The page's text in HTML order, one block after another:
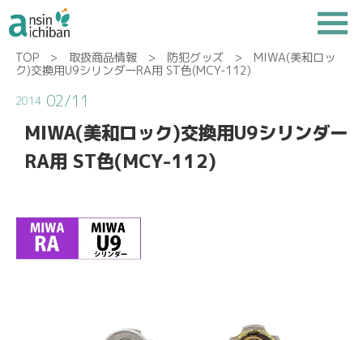
TOP> 取扱商品情報> 防犯グッズ> MIWA(美和ロッ
ク)交換用U9シリンダーRA用 ST色(MCY-112)
2014 02/11
MIWA(美和ロック)交換用U9シリンダー
RA用 ST色(MCY-112)